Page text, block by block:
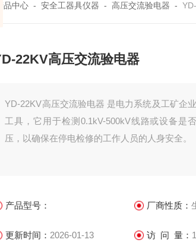
产品中心 - 安全工器具仪器 - 高压交流验电器 -
22KV高压交流验电器
YD-22KV高压交流验电器 是电力系统及工矿企
工具，它用于检测0.1kV-500kV线路或设备是
压，以确保在停电检修的工作人员的人身安全。
产品型号： 厂商性质：
更新时间： 2026-01-13 访 问 量：